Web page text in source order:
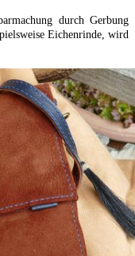
durch Gerbung
Eichenrinde, wird